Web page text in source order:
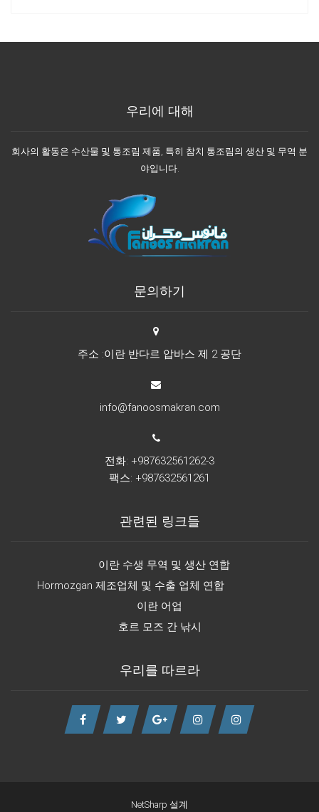
우리에 대해
회사의 활동은 수산물 및 통조림 제품, 특히 참치 통조림의 생산 및 무역 분
야입니다.
문의하기
주소 :이란 반다르 압바스 제 2 공단
info@fanoosmakran.com
전화: +987632561262-3
팩스: +987632561261
관련된 링크들
이란 수생 무역 및 생산 연합
Hormozgan 제조업체 및 수출 업체 연합
이란 어업
호르 모즈 간 낚시
우리를 따르라
NetSharp 설계